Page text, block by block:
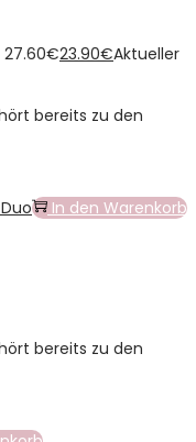
27.60€23.90€Aktueller
bereits zu den
In den Warenkorb
bereits zu den